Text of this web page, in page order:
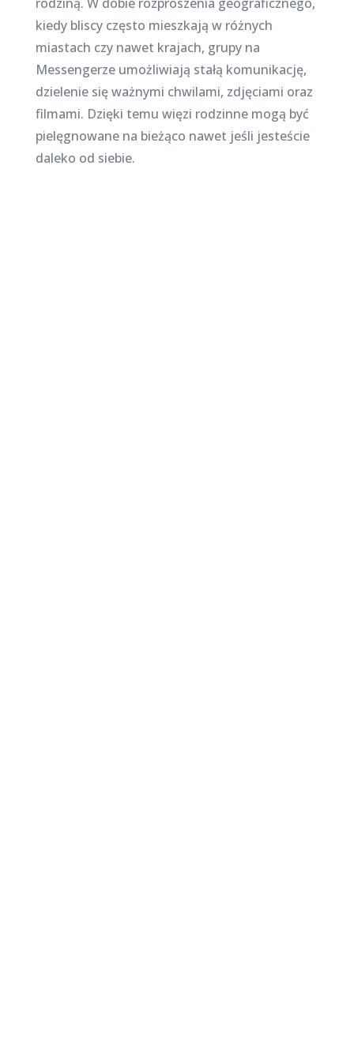
kiedy bliscy często mieszkają w różnych
miastach czy nawet krajach, grupy na
Messengerze umożliwiają stałą komunikację,
dzielenie się ważnymi chwilami, zdjęciami oraz
filmami. Dzięki temu więzi rodzinne mogą być
pielęgnowane na bieżąco nawet jeśli jesteście
daleko od siebie.